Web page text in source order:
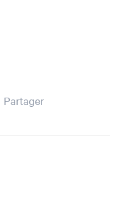
Partager